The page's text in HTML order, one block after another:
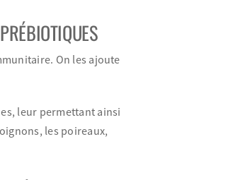
On les ajoute
leur permettant ainsi
les poireaux,